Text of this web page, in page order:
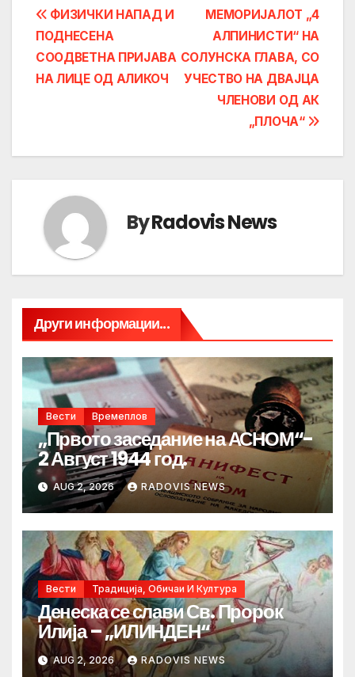
Post
navigation
МЕМОРИЈАЛОТ „4
AЛПИНИСТИ“ НА
СОЛУНСКА ГЛАВА, СО
УЧЕСТВО НА ДВАЈЦА
ЧЛЕНОВИ ОД АК
„ПЛОЧА“
ФИЗИЧКИ НАПАД И
ПОДНЕСЕНА
СООДВЕТНА ПРИЈАВА
НА ЛИЦЕ ОД АЛИКОЧ
ByRadovis News
Други информации...
Вести Времеплов
„Првото заседание на АСНОМ“-
2 Август 1944 год.
AUG 2, 2026 RADOVIS NEWS
Вести Традиција, Обичаи И Култура
Денеска се слави Св. Пророк
Илија – „ИЛИНДЕН“
AUG 2, 2026 RADOVIS NEWS